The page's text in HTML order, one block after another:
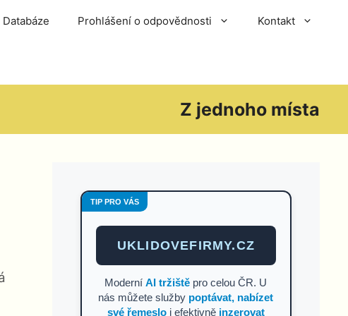
Databáze Prohlášení o odpovědnosti Kontakt
Z jednoho místa
TIP PRO VÁS
UKLIDOVEFIRMY.CZ
ModerníAI tržiště pro celou ČR. U
nás můžete služby poptávat, nabízet
své řemesloi efektivně inzerovat